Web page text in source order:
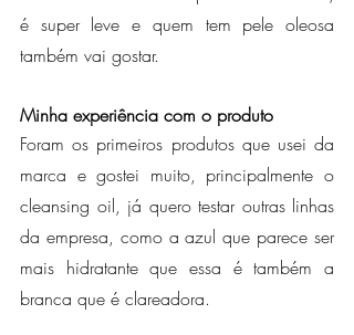
é super leve e quem tem pele oleosa
também vai gostar.
Minha experiência com o produto
Foram os primeiros produtos que usei da
marca e gostei muito, principalmente o
cleansing oil, já quero testar outras linhas
da empresa, como a azul que parece ser
mais hidratante que essa é também a
branca que é clareadora.